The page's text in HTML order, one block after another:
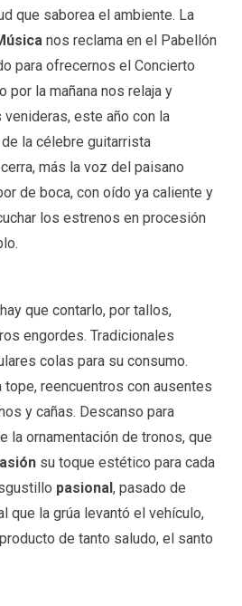
que saborea el ambiente. La
nos reclama en el Pabellón
para ofrecernos el Concierto
por la mañana nos relaja y
este año con la
la célebre guitarrista
más la voz del paisano
de boca, con oído ya caliente y
los estrenos en procesión
que contarlo, por tallos,
engordes. Tradicionales
colas para su consumo.
tope, reencuentros con ausentes
y cañas. Descanso para
la ornamentación de tronos, que
su toque estético para cada
pasional, pasado de
que la grúa levantó el vehículo,
de tanto saludo, el santo